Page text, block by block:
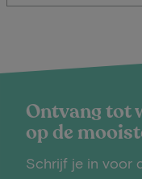
Ontvang tot
op de
Schrijf je in voor